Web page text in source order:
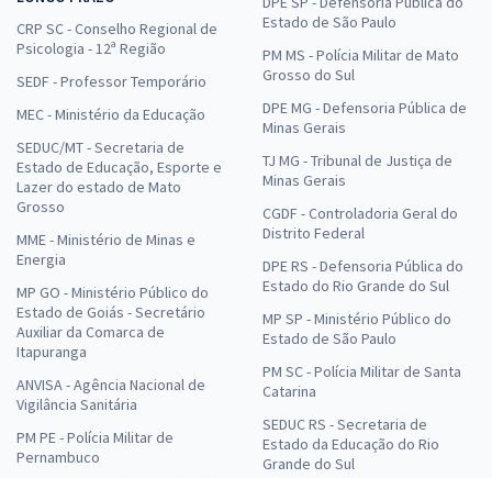
CRP SC - Conselho Regional de
Psicologia - 12ª Região
SEDF - Professor Temporário
MEC - Ministério da Educação
SEDUC/MT - Secretaria de
Estado de Educação, Esporte e
Lazer do estado de Mato
Grosso
MME - Ministério de Minas e
Energia
MP GO - Ministério Público do
Estado de Goiás - Secretário
Auxiliar da Comarca de
Itapuranga
ANVISA - Agência Nacional de
Vigilância Sanitária
PM PE - Polícia Militar de
Pernambuco
Estado de São Paulo
PM MS - Polícia Militar de Mato
Grosso do Sul
DPE MG - Defensoria Pública de
Minas Gerais
TJ MG - Tribunal de Justiça de
Minas Gerais
CGDF - Controladoria Geral do
Distrito Federal
DPE RS - Defensoria Pública do
Estado do Rio Grande do Sul
MP SP - Ministério Público do
Estado de São Paulo
PM SC - Polícia Militar de Santa
Catarina
SEDUC RS - Secretaria de
Estado da Educação do Rio
Grande do Sul